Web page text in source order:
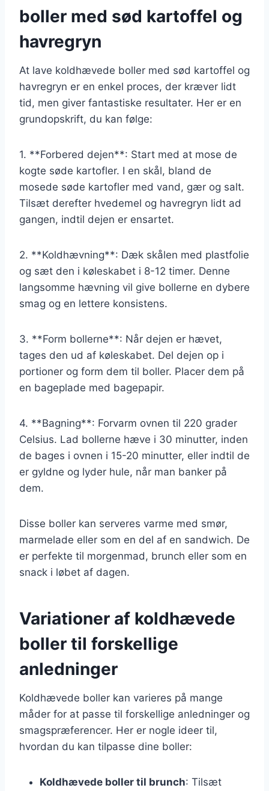
boller med sød kartoffel og
havregryn
At lave koldhævede boller med sød kartoffel og
havregryn er en enkel proces, der kræver lidt
tid, men giver fantastiske resultater. Her er en
grundopskrift, du kan følge:
1. **Forbered dejen**: Start med at mose de
kogte søde kartofler. I en skål, bland de
mosede søde kartofler med vand, gær og salt.
Tilsæt derefter hvedemel og havregryn lidt ad
gangen, indtil dejen er ensartet.
2. **Koldhævning**: Dæk skålen med plastfolie
og sæt den i køleskabet i 8-12 timer. Denne
langsomme hævning vil give bollerne en dybere
smag og en lettere konsistens.
3. **Form bollerne**: Når dejen er hævet,
tages den ud af køleskabet. Del dejen op i
portioner og form dem til boller. Placer dem på
en bageplade med bagepapir.
4. **Bagning**: Forvarm ovnen til 220 grader
Celsius. Lad bollerne hæve i 30 minutter, inden
de bages i ovnen i 15-20 minutter, eller indtil de
er gyldne og lyder hule, når man banker på
dem.
Disse boller kan serveres varme med smør,
marmelade eller som en del af en sandwich. De
er perfekte til morgenmad, brunch eller som en
snack i løbet af dagen.
Variationer af koldhævede
boller til forskellige
anledninger
Koldhævede boller kan varieres på mange
måder for at passe til forskellige anledninger og
smagspræferencer. Her er nogle ideer til,
hvordan du kan tilpasse dine boller:
Koldhævede boller til brunch: Tilsæt